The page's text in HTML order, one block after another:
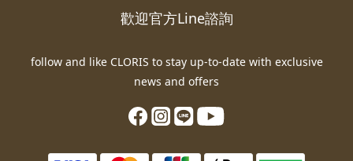
歡迎官方Line諮詢
follow and like CLORIS to stay up-to-date with exclusive
news and offers